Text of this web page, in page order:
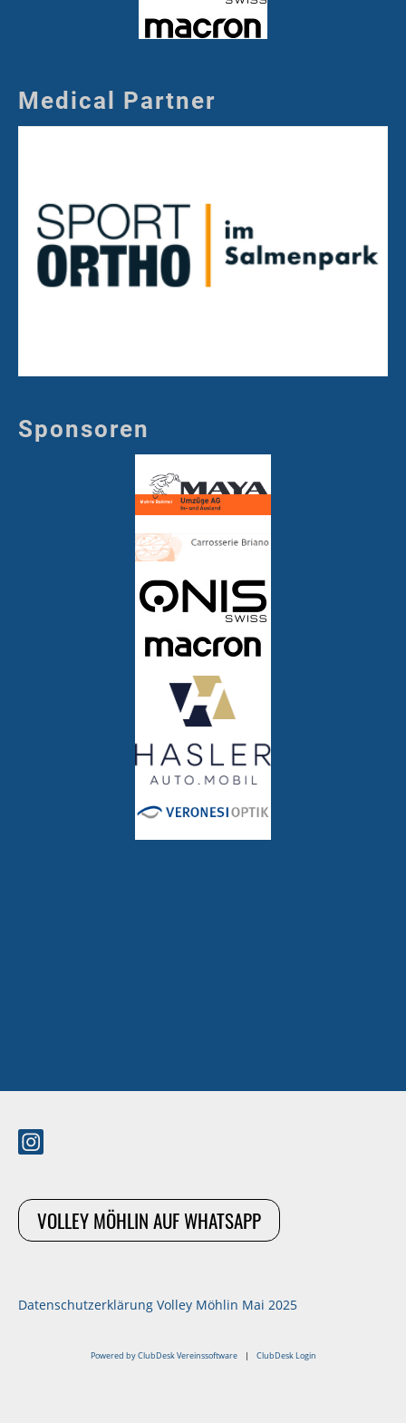
Medical Partner
Sponsoren
VOLLEY MÖHLIN AUF WHATSAPP
Datenschutzerklärung Volley Möhlin Mai 2025
Powered by ClubDesk Vereinssoftware| ClubDesk Login